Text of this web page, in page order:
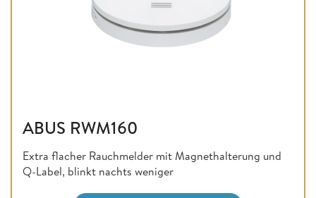
ABUS RWM160
Extra flacher Rauchmelder mit Magnethalterung und
Q-Label, blinkt nachts weniger